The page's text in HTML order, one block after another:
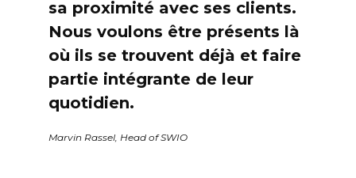
sa proximité avec ses clients.
Nous voulons être présents là
où ils se trouvent déjà et faire
partie intégrante de leur
quotidien.
Marvin Rassel, Head of SWIO